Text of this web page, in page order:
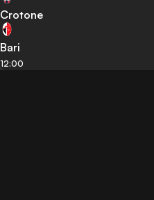
Crotone
Bari
12:00